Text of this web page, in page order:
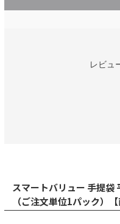
レビュ
スマートバリュー 手提袋
（ご注文単位1パック）